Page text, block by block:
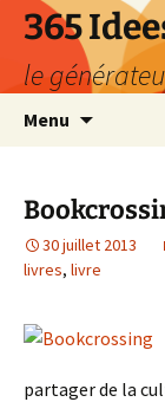
Aller
contenu
365
le
Menu
30 juillet 2013
livres, livre
partager de la